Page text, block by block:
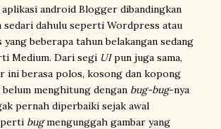
android Blogger dibandingkan
sedari dahulu seperti Wordpress atau
beberapa tahun belakangan sedang
Medium. Dari segi UIpun juga sama,
ini berasa polos, kosong dan kopong
menghitung dengan bug-bug-nya
pernah diperbaiki sejak awal
bugmengunggah gambar yang